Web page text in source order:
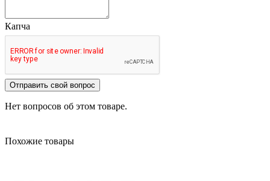
Капча
Отправить свой вопрос
Нет вопросов об этом товаре.
Похожие товары